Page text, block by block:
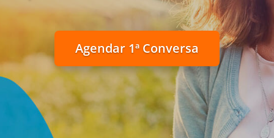
Agendar 1ª Conversa